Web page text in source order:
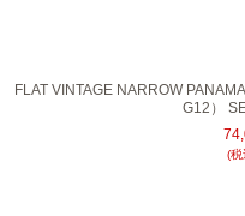
FLAT VINTAGE NARROW
G12）
(税